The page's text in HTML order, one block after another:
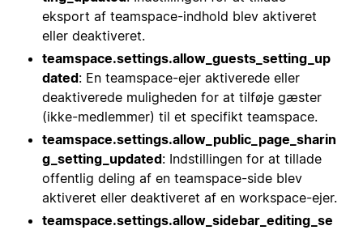
eksport af teamspace-indhold blev aktiveret
eller deaktiveret.
teamspace.settings.allow_guests_setting_up
dated: En teamspace-ejer aktiverede eller
deaktiverede muligheden for at tilføje gæster
(ikke-medlemmer) til et specifikt teamspace.
teamspace.settings.allow_public_page_sharin
g_setting_updated: Indstillingen for at tillade
offentlig deling af en teamspace-side blev
aktiveret eller deaktiveret af en workspace-ejer.
teamspace.settings.allow_sidebar_editing_se